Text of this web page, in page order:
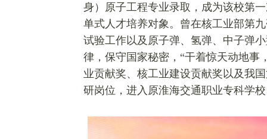
身）原子工程专业录取，成为该校第
单式人才培养对象。曾在核工业部第
试验工作以及原子弹、氢弹、中子弹
律，保守国家秘密，“干着惊天动地事
业贡献奖、核工业建设贡献奖以及我
研岗位，进入原淮海交通职业专科学